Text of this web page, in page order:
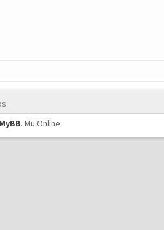
MyBB.Mu Online